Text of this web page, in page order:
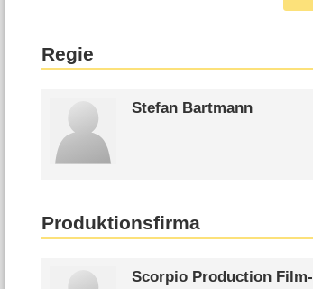
Regie
Stefan Bartmann
Produktionsfirma
Scorpio Production Film-